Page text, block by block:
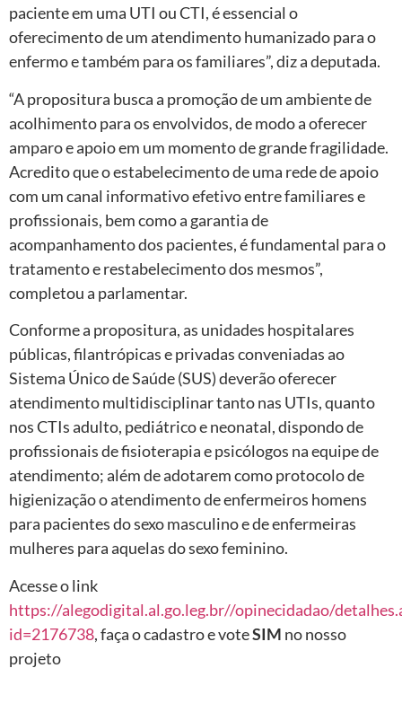
paciente em uma UTI ou CTI, é essencial o
oferecimento de um atendimento humanizado para o
enfermo e também para os familiares”, diz a deputada.
“A propositura busca a promoção de um ambiente de
acolhimento para os envolvidos, de modo a oferecer
amparo e apoio em um momento de grande fragilidade.
Acredito que o estabelecimento de uma rede de apoio
com um canal informativo efetivo entre familiares e
profissionais, bem como a garantia de
acompanhamento dos pacientes, é fundamental para o
tratamento e restabelecimento dos mesmos”,
completou a parlamentar.
Conforme a propositura, as unidades hospitalares
públicas, filantrópicas e privadas conveniadas ao
Sistema Único de Saúde (SUS) deverão oferecer
atendimento multidisciplinar tanto nas UTIs, quanto
nos CTIs adulto, pediátrico e neonatal, dispondo de
profissionais de fisioterapia e psicólogos na equipe de
atendimento; além de adotarem como protocolo de
higienização o atendimento de enfermeiros homens
para pacientes do sexo masculino e de enfermeiras
mulheres para aquelas do sexo feminino.
Acesse o link
https://alegodigital.al.go.leg.br//opinecidadao/
id=2176738, faça o cadastro e voteSIM no nosso
projeto